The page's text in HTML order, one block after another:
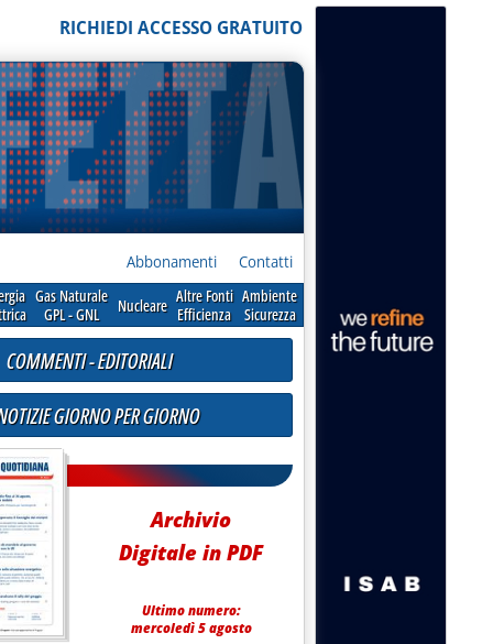
RICHIEDI ACCESSO GRATUITO
Abbonamenti Contatti
Gas Naturale
GPL - GNL
Nucleare Altre Fonti
Efficienza
Ambiente
Sicurezza
COMMENTI - EDITORIALI
GIORNO PER GIORNO
Archivio
Digitale in PDF
Ultimo numero:
mercoledì 5 agosto